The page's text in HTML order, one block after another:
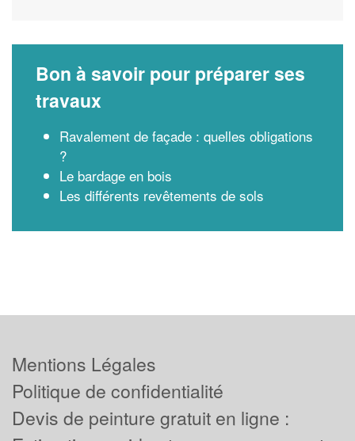
Bon à savoir pour préparer ses
travaux
Ravalement de façade : quelles obligations
?
Le bardage en bois
Les différents revêtements de sols
Mentions Légales
Politique de confidentialité
Devis de peinture gratuit en ligne :